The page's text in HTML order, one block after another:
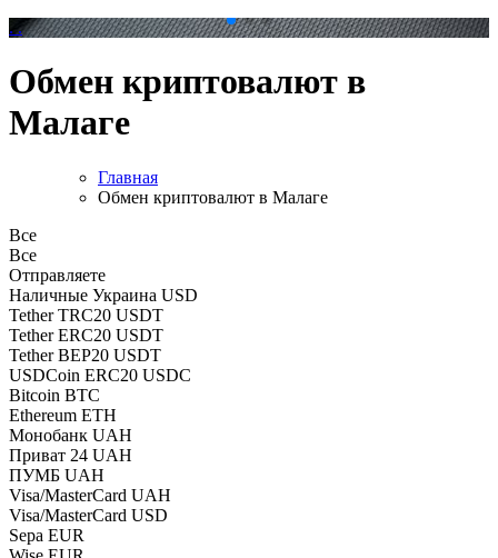
. .
Обмен криптовалют в
Малаге
Главная
Обмен криптовалют в Малаге
Все
Все
Отправляете
Наличные Украина USD
Tether TRC20 USDT
Tether ERC20 USDT
Tether BEP20 USDT
USDCoin ERC20 USDC
Bitcoin BTC
Ethereum ETH
Монобанк UAH
Приват 24 UAH
ПУМБ UAH
Visa/MasterCard UAH
Visa/MasterCard USD
Sepa EUR